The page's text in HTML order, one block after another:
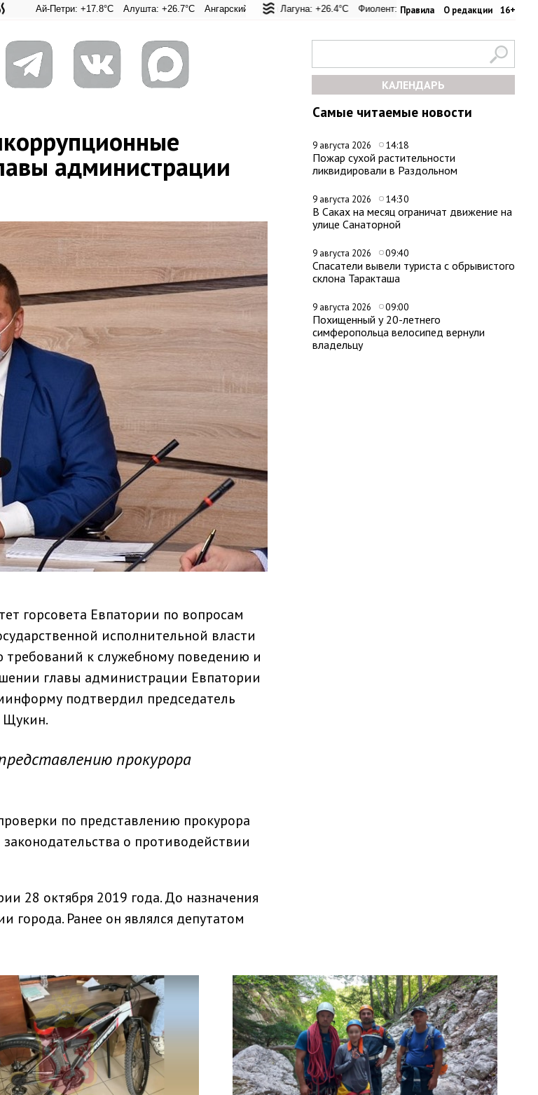
Правила О редакции 16+
Адмиральская Лагуна: +26.4°C Фиолент: +26.3°C Казачья бухта: +26.2°C
Петри: +17.8°C Алушта: +26.7°C Ангарский перевал: +21.3°C Евпатория: +23.6°C Керчь: +31.2°C Никитский сад:
КАЛЕНДАРЬ
Самые читаемые новости
9 августа 2026 14:18
Пожар сухой растительности
ликвидировали в Раздольном
9 августа 2026 14:30
В Саках на месяц ограничат движение на
улице Санаторной
9 августа 2026 09:40
Спасатели вывели туриста с обрывистого
склона Таракташа
9 августа 2026 09:00
Похищенный у 20-летнего
симферопольца велосипед вернули
владельцу
администрации
горсовета Евпатории по вопросам
исполнительной власти
к служебному поведению и
главы администрации Евпатории
подтвердил председатель
Щукин.
прокурора
по представлению прокурора
о противодействии
28 октября 2019 года. До назначения
города. Ранее он являлся депутатом